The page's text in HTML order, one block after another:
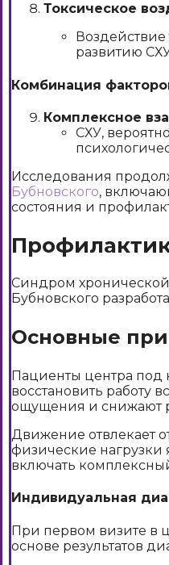
Токсическое
развитию
Комбинация
Комплексное
СХУ,
Исследования
Бубновского,
состояния и
Синдром хронической
Бубновского
Основные
Пациенты центра под
восстановить работу
ощущения и снижают
Движение отвлекает
физические
включать
Индивидуальная
При первом визите в
основе результатов